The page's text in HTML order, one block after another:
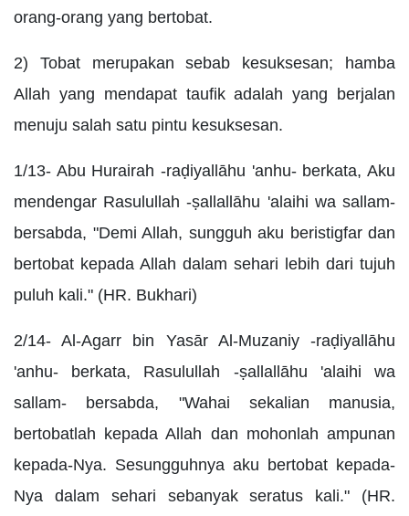
orang-orang yang bertobat.
2) Tobat merupakan sebab kesuksesan; hamba
Allah yang mendapat taufik adalah yang berjalan
menuju salah satu pintu kesuksesan.
1/13- Abu Hurairah -raḍiyallāhu 'anhu- berkata, Aku
mendengar Rasulullah -ṣallallāhu 'alaihi wa sallam-
bersabda, "Demi Allah, sungguh aku beristigfar dan
bertobat kepada Allah dalam sehari lebih dari tujuh
puluh kali." (HR. Bukhari)
2/14- Al-Agarr bin Yasār Al-Muzaniy -raḍiyallāhu
'anhu- berkata, Rasulullah -ṣallallāhu 'alaihi wa
sallam- bersabda, "Wahai sekalian manusia,
bertobatlah kepada Allah dan mohonlah ampunan
kepada-Nya. Sesungguhnya aku bertobat kepada-
Nya dalam sehari sebanyak seratus kali." (HR.